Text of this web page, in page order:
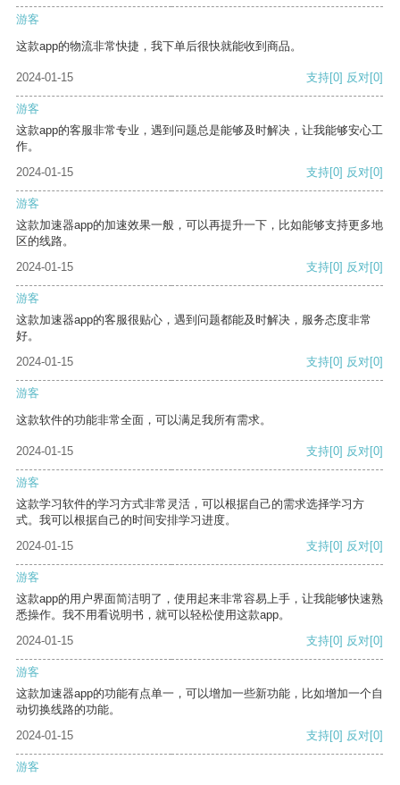
游客
这款app的物流非常快捷，我下单后很快就能收到商品。
2024-01-15 支持[0] 反对[0]
游客
这款app的客服非常专业，遇到问题总是能够及时解决，让我能够安心工
作。
2024-01-15
支持[0] 反对[0]
游客
这款加速器app的加速效果一般，可以再提升一下，比如能够支持更多地
区的线路。
2024-01-15
支持[0] 反对[0]
游客
这款加速器app的客服很贴心，遇到问题都能及时解决，服务态度非常
好。
2024-01-15
支持[0] 反对[0]
游客
这款软件的功能非常全面，可以满足我所有需求。
2024-01-15 支持[0] 反对[0]
游客
这款学习软件的学习方式非常灵活，可以根据自己的需求选择学习方
式。我可以根据自己的时间安排学习进度。
2024-01-15
支持[0] 反对[0]
游客
这款app的用户界面简洁明了，使用起来非常容易上手，让我能够快速熟
悉操作。我不用看说明书，就可以轻松使用这款app。
2024-01-15
支持[0] 反对[0]
游客
这款加速器app的功能有点单一，可以增加一些新功能，比如增加一个自
动切换线路的功能。
2024-01-15
支持[0] 反对[0]
游客